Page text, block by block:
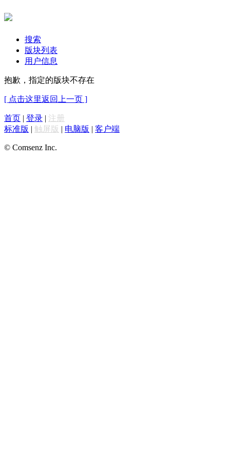
搜索
版块列表
用户信息
抱歉，指定的版块不存在
[ 点击这里返回上一页 ]
首页 | 登录 | 注册
标准版 | 触屏版 | 电脑版 | 客户端
© Comsenz Inc.